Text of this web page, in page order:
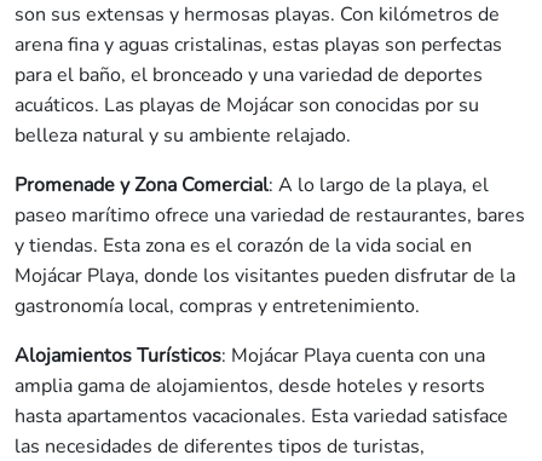
son sus extensas y hermosas playas. Con kilómetros de
arena fina y aguas cristalinas, estas playas son perfectas
para el baño, el bronceado y una variedad de deportes
acuáticos. Las playas de Mojácar son conocidas por su
belleza natural y su ambiente relajado.
Promenade y Zona Comercial: A lo largo de la playa, el
paseo marítimo ofrece una variedad de restaurantes, bares
y tiendas. Esta zona es el corazón de la vida social en
Mojácar Playa, donde los visitantes pueden disfrutar de la
gastronomía local, compras y entretenimiento.
Alojamientos Turísticos: Mojácar Playa cuenta con una
amplia gama de alojamientos, desde hoteles y resorts
hasta apartamentos vacacionales. Esta variedad satisface
las necesidades de diferentes tipos de turistas,